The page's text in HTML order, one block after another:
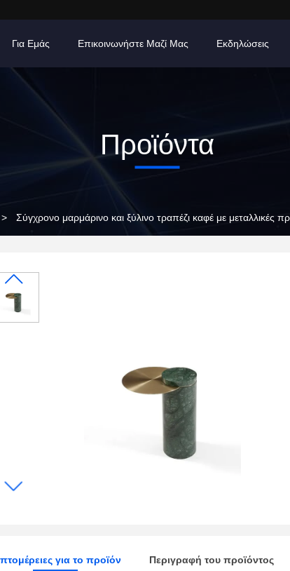
Για Εμάς Επικοινωνήστε Μαζί Μας Εκδηλώσεις
Προϊόντα
> Σύγχρονο μαρμάρινο και ξύλινο τραπέζι καφέ με μεταλλικές
για το προϊόν Περιγραφή του προϊόντος